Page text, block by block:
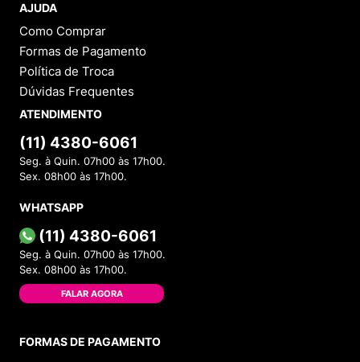
AJUDA
Como Comprar
Formas de Pagamento
Política de Troca
Dúvidas Frequentes
ATENDIMENTO
(11) 4380-6061
Seg. à Quin. 07h00 às 17h00.
Sex. 08h00 às 17h00.
WHATSAPP
(11) 4380-6061
Seg. à Quin. 07h00 às 17h00.
Sex. 08h00 às 17h00.
FALAR AGORA
FORMAS DE PAGAMENTO